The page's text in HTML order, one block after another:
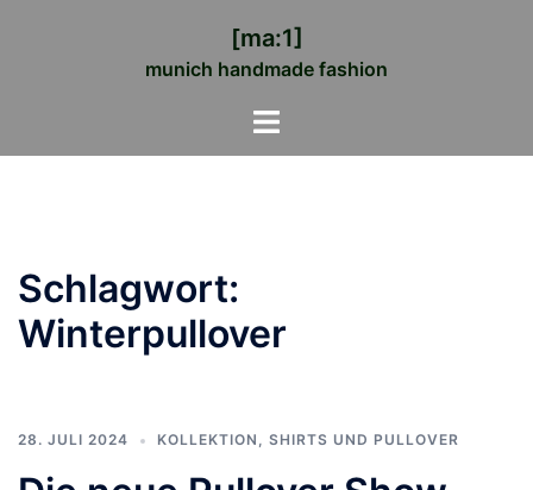
[ma:1]
munich handmade fashion
Menü
Schlagwort:
Winterpullover
28. JULI 2024 KOLLEKTION , SHIRTS UND PULLOVER